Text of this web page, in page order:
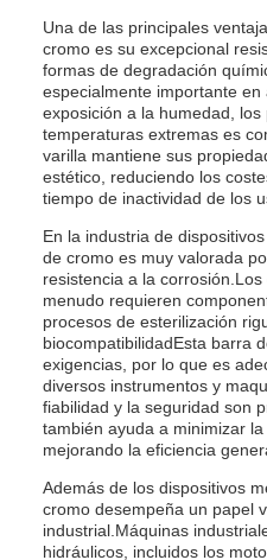
Una de las principales
cromo es su excepcional
formas de degradación
especialmente importante en
exposición a la humedad,
temperaturas extremas es
varilla mantiene sus
estético, reduciendo los
tiempo de inactividad de los
En la industria de
de cromo es muy valorada
resistencia a la
menudo requieren
procesos de esterilización
biocompatibilidadEsta barra
exigencias, por lo que es
diversos instrumentos y
fiabilidad y la seguridad son
también ayuda a minimizar
mejorando la eficiencia
Además de los dispositivos
cromo desempeña un papel
industrial.Máquinas
hidráulicos, incluidos los